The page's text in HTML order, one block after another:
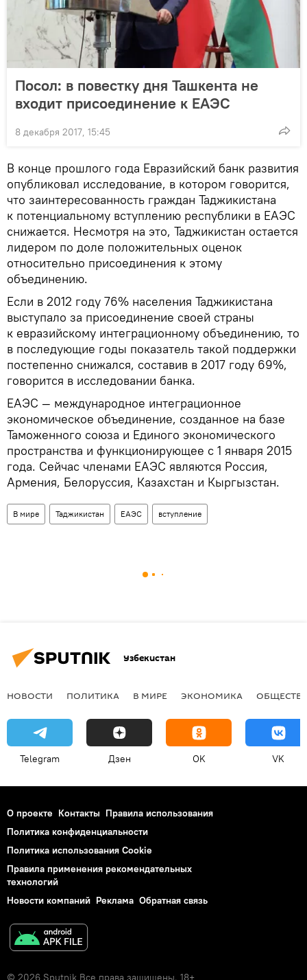
Посол: в повестку дня Ташкента не
входит присоединение к ЕАЭС
8 декабря 2017, 15:45
В конце прошлого года Евразийский банк развития
опубликовал исследование, в котором говорится,
что заинтересованность граждан Таджикистана
к потенциальному вступлению республики в ЕАЭС
снижается. Несмотря на это, Таджикистан остается
лидером по доле положительных оценок
относительно присоединения к этому
объединению.
Если в 2012 году 76% населения Таджикистана
выступало за присоединение своей страны
к евразийскому интеграционному объединению, то
в последующие годы показатель такой поддержки
постепенно снижался, составив в 2017 году 69%,
говорится в исследовании банка.
ЕАЭС — международное интеграционное
экономическое объединение, созданное на базе
Таможенного союза и Единого экономического
пространства и функционирующее с 1 января 2015
года. Сейчас членами ЕАЭС являются Россия,
Армения, Белоруссия, Казахстан и Кыргызстан.
В мире Таджикистан ЕАЭС вступление
Узбекистан
НОВОСТИ ПОЛИТИКА В МИРЕ ЭКОНОМИКА
Telegram Дзен OK VK
О проекте Контакты Правила использования
Политика конфиденциальности
Политика использования Cookie
Правила применения рекомендательных
технологий
Новости компаний Реклама Обратная связь
© 2026 Sputnik Все права защищены. 18+